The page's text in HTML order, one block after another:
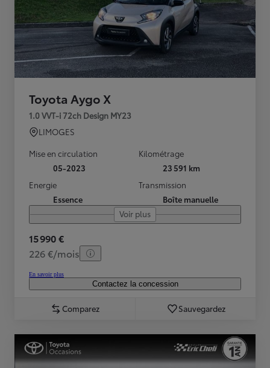
Toyota Aygo X
1.0 VVT-i 72ch Design MY23
LIMOGES
Mise en circulation
05-2023
Kilométrage
23 591 km
Energie
Essence
Transmission
Boîte manuelle
Voir plus
15 990 €
226 €/mois
En savoir plus
Contactez la concession
Comparez Sauvegardez